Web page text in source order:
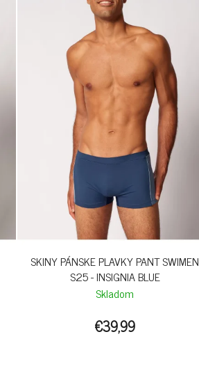
SKINY PÁNSKE PLAVKY PANT SWIMEN
S25 - INSIGNIA BLUE
Skladom
€39,99